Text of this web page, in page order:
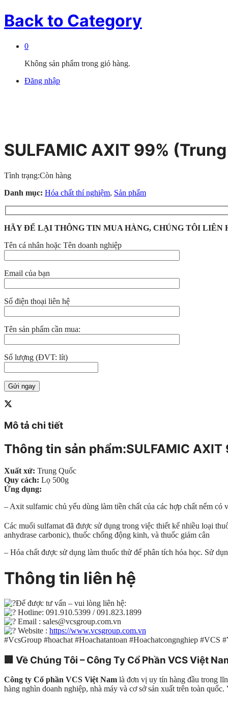
Back to Category
0
Không sản phẩm trong giỏ hàng.
Đăng nhập
SULFAMIC AXIT 99%
Tình trạng:Còn hàng
Danh mục: Hóa chất thí nghiệm, Sản phẩm
HÃY ĐỂ LẠI THÔNG TIN MUA HÀNG, CHÚNG TÔI LIÊN
Tên cá nhân hoặc Tên doanh nghiệp
Email của bạn
Số điện thoại liên hệ
Tên sản phẩm cần mua:
Số lượng (ĐVT: lít)
Mô tả chi tiết
Thông tin sản phẩm:SULFAMIC
Xuất xứ: Trung Quốc
Quy cách: Lọ 500g
Ứng dụng:
– Axit sulfamic chủ yếu dùng làm tiền chất của các hợp chất nếm
Các muối sulfamat đã được sử dụng trong việc thiết kế nhiều loại
anhydrase carbonic), thuốc chống động kinh, và thuốc giảm cân
– Hóa chất được sử dụng làm thuốc thử để phân tích hóa học. Sử
Thông tin liên hệ
Để được tư vấn – vui lòng liên hệ:
Hotline: 091.910.5399 / 091.823.1899
Email : sales@vcsgroup.com.vn
Website : https://www.vcsgroup.com.vn
#VcsGroup #hoachat #Hoachatantoan #Hoachatcongnghiep #VCS
🏢 Về Chúng Tôi – Công Ty Cổ Phần VCS Việt
Công ty Cổ phần VCS Việt Nam là đơn vị uy tín hàng đầu trong
hàng nghìn doanh nghiệp, nhà máy và cơ sở sản xuất trên toàn